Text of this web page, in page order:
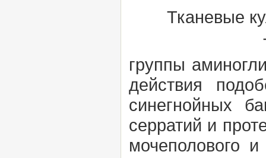
Тканевые
группы
действия
синегнойных
серратий и
мочеполового